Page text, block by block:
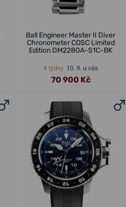
Ball Engineer Master II Diver
Chronometer COSC Limited
Edition DM2280A-S1C-BK
4 týdny 10. 9. u vás
70 900 Kč